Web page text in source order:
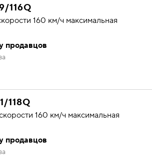
116Q
160 км/ч максимальная
продавцов
118Q
160 км/ч максимальная
продавцов